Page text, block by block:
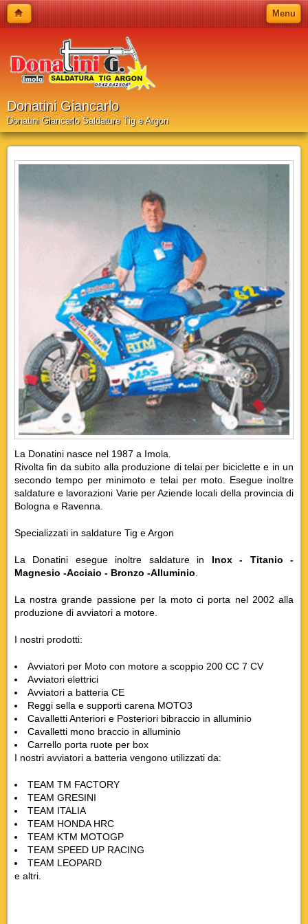
Menu
Donatini Giancarlo
Donatini Giancarlo Saldature Tig e Argon
La Donatini nasce nel 1987 a Imola.
Rivolta fin da subito alla produzione di telai per biciclette e in un
secondo tempo per minimoto e telai per moto. Esegue inoltre
saldature e lavorazioni Varie per Aziende locali della provincia di
Bologna e Ravenna.
Specializzati in saldature Tig e Argon
La Donatini esegue inoltre saldature in Inox - Titanio -
Magnesio -Acciaio - Bronzo -Alluminio
La nostra grande passione per la moto ci porta nel 2002 alla
produzione di avviatori a motore.
I nostri prodotti:
Avviatori per Moto con motore a scoppio 200 CC 7 CV
Avviatori elettrici
Avviatori a batteria CE
Reggi sella e supporti carena MOTO3
Cavalletti Anteriori e Posteriori bibraccio in alluminio
Cavalletti mono braccio in alluminio
Carrello porta ruote per box
I nostri avviatori a batteria vengono utilizzati da:
TEAM TM FACTORY
TEAM GRESINI
TEAM ITALIA
TEAM HONDA HRC
TEAM KTM MOTOGP
TEAM SPEED UP RACING
TEAM LEOPARD
e altri.